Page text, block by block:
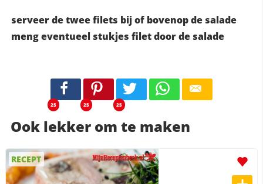
serveer de twee filets bij of bovenop de salade
meng eventueel stukjes filet door de salade
25 25 25
Ook lekker om te maken
RECEPT